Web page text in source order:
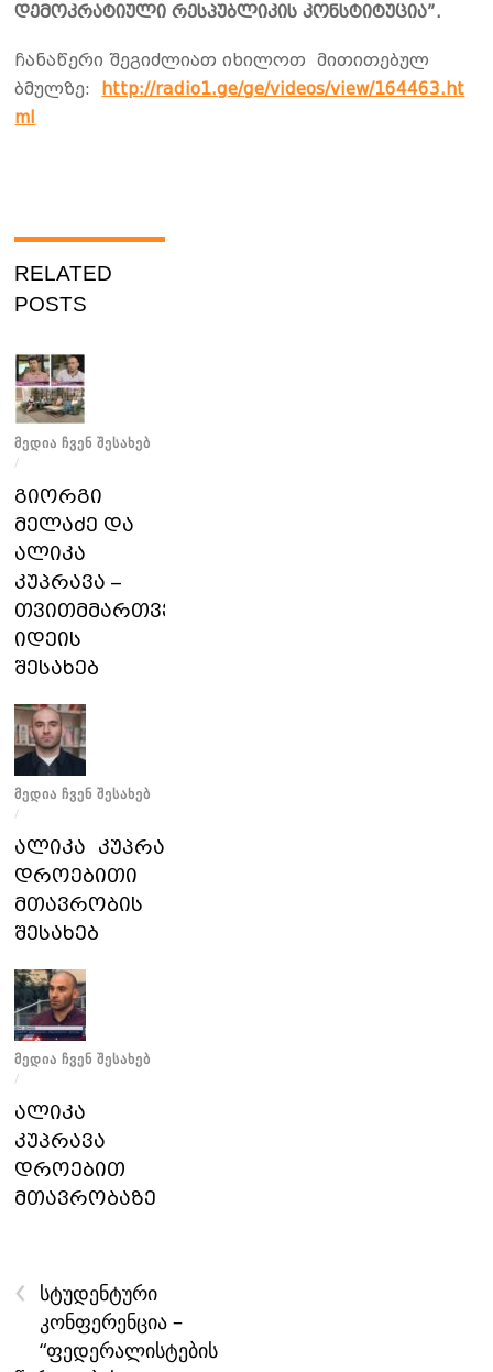
დემოკრატიული რესპუბლიკის კონსტიტუცია”.
ჩანაწერი შეგიძლიათ იხილოთ მითითებულ
ბმულზე:
http://radio1.ge/ge/videos/view/164463.ht
ml
RELATED
POSTS
ᲛᲔᲓᲘᲐ ᲩᲕᲔᲜ ᲨᲔᲡᲐᲮᲔᲑ
/
გიორგი
მელაძე და
ალიკა
კუპრავა –
თვითმმართველობის
იდეის
შესახებ
ᲛᲔᲓᲘᲐ ᲩᲕᲔᲜ ᲨᲔᲡᲐᲮᲔᲑ
/
ალიკა კუპრავა
დროებითი
მთავრობის
შესახებ
ᲛᲔᲓᲘᲐ ᲩᲕᲔᲜ ᲨᲔᲡᲐᲮᲔᲑ
/
ალიკა
კუპრავა
დროებით
მთავრობაზე
‹
სტუდენტური
კონფერენცია –
“ფედერალისტების